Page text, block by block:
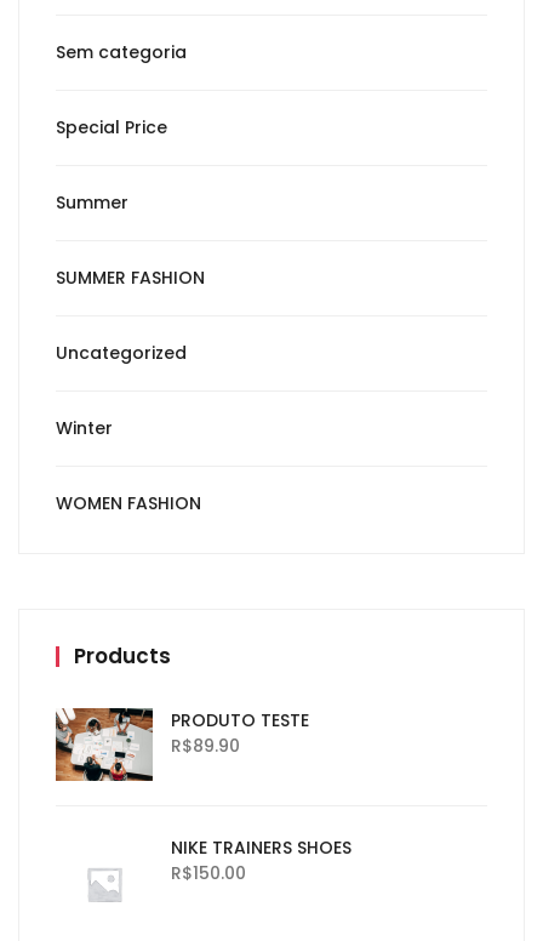
Sem categoria
Special Price
Summer
SUMMER FASHION
Uncategorized
Winter
WOMEN FASHION
Products
PRODUTO TESTE
R$89.90
NIKE TRAINERS SHOES
R$150.00